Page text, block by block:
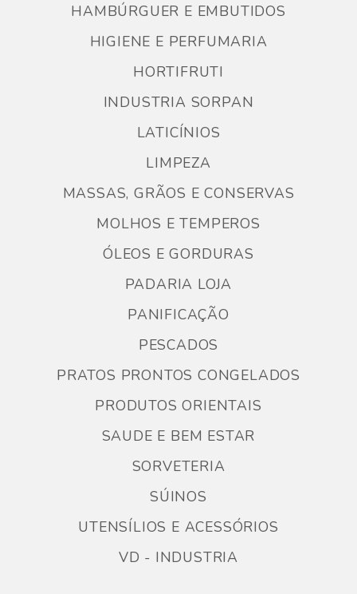
HAMBÚRGUER E EMBUTIDOS
HIGIENE E PERFUMARIA
HORTIFRUTI
INDUSTRIA SORPAN
LATICÍNIOS
LIMPEZA
MASSAS, GRÃOS E CONSERVAS
MOLHOS E TEMPEROS
ÓLEOS E GORDURAS
PADARIA LOJA
PANIFICAÇÃO
PESCADOS
PRATOS PRONTOS CONGELADOS
PRODUTOS ORIENTAIS
SAUDE E BEM ESTAR
SORVETERIA
SÚINOS
UTENSÍLIOS E ACESSÓRIOS
VD - INDUSTRIA